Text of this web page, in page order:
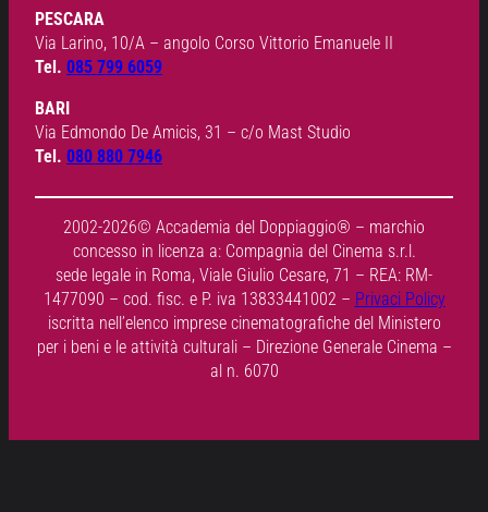
PESCARA
Via Larino, 10/A – angolo Corso Vittorio Emanuele II
Tel. 085 799 6059
BARI
Via Edmondo De Amicis, 31 – c/o Mast Studio
Tel. 080 880 7946
2002-2026© Accademia del Doppiaggio® – marchio
concesso in licenza a: Compagnia del Cinema s.r.l.
sede legale in Roma, Viale Giulio Cesare, 71 – REA: RM-
1477090 – cod. fisc. e P. iva 13833441002 – Privaci Policy
iscritta nell’elenco imprese cinematografiche del Ministero
per i beni e le attività culturali – Direzione Generale Cinema –
al n. 6070